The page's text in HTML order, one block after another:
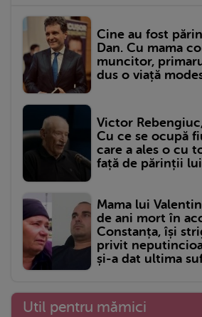
Cine au fost
Dan. Cu mama
muncitor,
dus o viață
Victor
Cu ce se ocupă
care a ales o cu
față de părinții lui
Mama lui
de ani mort în
Constanța, își
privit
și-a dat ultima
Util pentru mămici